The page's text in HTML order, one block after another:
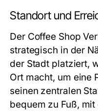
Standort und
Der Coffee Shop
strategisch in der
der Stadt platziert,
Ort macht, um eine
seinen zentralen
bequem zu Fuß,